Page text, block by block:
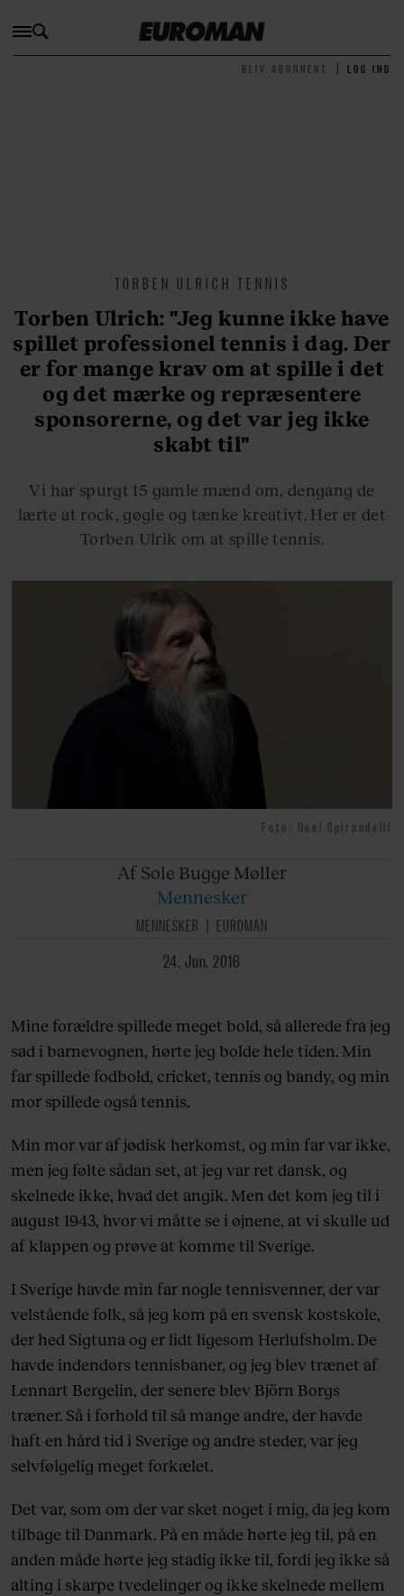
BLIV ABONNENT LOG IND
TORBEN ULRICH TENNIS
Torben Ulrich: "Jeg kunne ikke have
spillet professionel tennis i dag. Der
er for mange krav om at spille i det
og det mærke og repræsentere
sponsorerne, og det var jeg ikke
skabt til"
Vi har spurgt 15 gamle mænd om, dengang de
lærte at rock, gøgle og tænke kreativt. Her er det
Torben Ulrik om at spille tennis.
Foto: Noel Spirandelli
Af Sole Bugge Møller
Mennesker
MENNESKER
EUROMAN
24. Jun. 2016
Mine forældre spillede meget bold, så allerede fra jeg
sad i barnevognen, hørte jeg bolde hele tiden. Min
far spillede fodbold, cricket, tennis og bandy, og min
mor spillede også tennis.
Min mor var af jødisk herkomst, og min far var ikke,
men jeg følte sådan set, at jeg var ret dansk, og
skelnede ikke, hvad det angik. Men det kom jeg til i
august 1943, hvor vi måtte se i øjnene, at vi skulle ud
af klappen og prøve at komme til Sverige.
I Sverige havde min far nogle tennisvenner, der var
velstående folk, så jeg kom på en svensk kostskole,
der hed Sigtuna og er lidt ligesom Herlufsholm. De
havde indendørs tennisbaner, og jeg blev trænet af
Lennart Bergelin, der senere blev Björn Borgs
træner. Så i forhold til så mange andre, der havde
haft en hård tid i Sverige og andre steder, var jeg
selvfølgelig meget forkælet.
Det var, som om der var sket noget i mig, da jeg kom
tilbage til Danmark. På en måde hørte jeg til, på en
anden måde hørte jeg stadig ikke til, fordi jeg ikke så
alting i skarpe tvedelinger og ikke skelnede mellem